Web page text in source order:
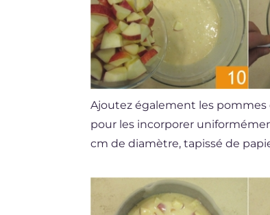
Ajoutez également les pommes
pour les incorporer
cm de diamètre, tapissé de